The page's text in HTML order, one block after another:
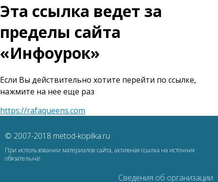
Эта ссылка ведет за
пределы сайта
«Инфоурок»
Если Вы действительно хотите перейти по ссылке,
нажмите на нее еще раз
https://rafaqueens.com
© 2007-2018 metod-kopilka.ru
При использовании материалов сайта, активная ссылка на источник
обязательна!
Сведения об организации